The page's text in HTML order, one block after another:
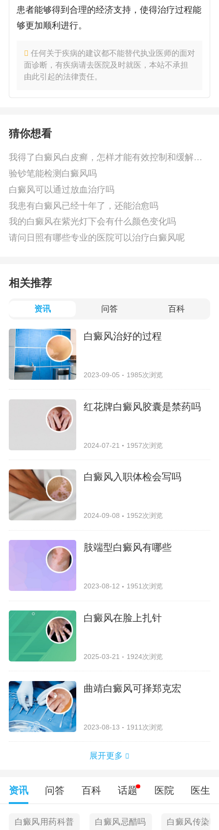
患者能够得到合理的经济支持，使得治疗过程能
够更加顺利进行。
任何关于疾病的建议都不能替代执业医师的面对
面诊断，有疾病请去医院及时就医，本站不承担
由此引起的法律责任。
猜你想看
我得了白癜风白皮癣，怎样才能有效控制和缓解症
状
验钞笔能检测白癜风吗
白癜风可以通过放血治疗吗
我患有白癜风已经十年了，还能治愈吗
我的白癜风在紫光灯下会有什么颜色变化吗
请问日照有哪些专业的医院可以治疗白癜风呢
相关推荐
资讯 问答 百科
白癜风治好的过程
2023-09-05 1985次浏览
红花牌白癜风胶囊是禁药吗
2024-07-21 1957次浏览
白癜风入职体检会写吗
2024-09-08 1952次浏览
肢端型白癜风有哪些
2023-08-12 1951次浏览
白癜风在脸上扎针
2025-03-21 1924次浏览
曲靖白癜风可择郑克宏
2023-08-13 1911次浏览
展开更多
资讯 问答 百科 话题 医院 医生
白癜风用药科普 白癜风忌醋吗 白癜风传染